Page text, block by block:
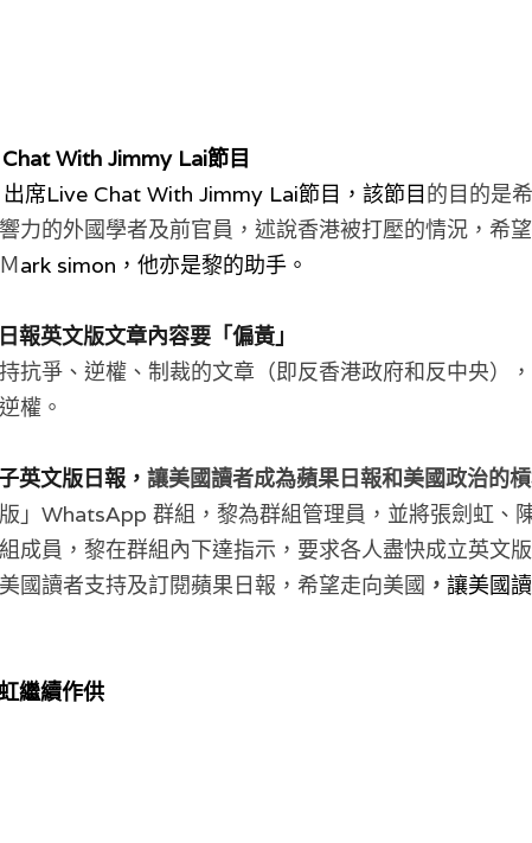
With Jimmy Lai節目
席Live Chat With Jimmy Lai節目，該節目的目的是
力的外國學者及前官員，述說香港被打壓的情況，希
ark simon，他亦是黎的助手。
報英文版文章內容要「偏黃」
抗爭、逆權、制裁的文章（即反香港政府和反中央），
權。
英文版日報， 讓美國讀者成為蘋果日報和美國政治的
」WhatsApp 群組，黎為群組管理員，並將張劍虹、
成員，黎在群組內下達指示，要求各人盡快成立英文版
國讀者支持及訂閱蘋果日報，希望走向美國 ， 讓美國
繼續作供